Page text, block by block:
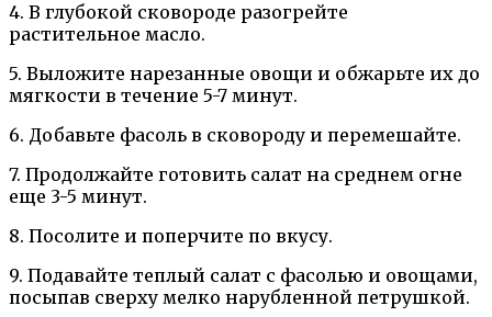
4. В глубокой сковороде разогрейте
растительное масло.
5. Выложите нарезанные овощи и обжарьте их до
мягкости в течение 5-7 минут.
6. Добавьте фасоль в сковороду и перемешайте.
7. Продолжайте готовить салат на среднем огне
еще 3-5 минут.
8. Посолите и поперчите по вкусу.
9. Подавайте теплый салат с фасолью и овощами,
посыпав сверху мелко нарубленной петрушкой.